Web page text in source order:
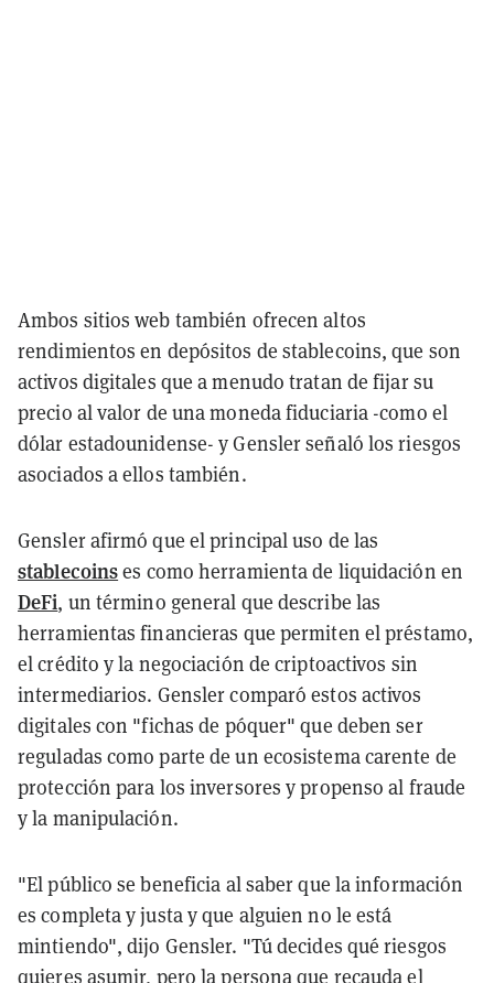
Ambos sitios web también ofrecen altos
rendimientos en depósitos de stablecoins, que son
activos digitales que a menudo tratan de fijar su
precio al valor de una moneda fiduciaria -como el
dólar estadounidense- y Gensler señaló los riesgos
asociados a ellos también.
Gensler afirmó que el principal uso de las
stablecoinses como herramienta de liquidación en
DeFi, un término general que describe las
herramientas financieras que permiten el préstamo,
el crédito y la negociación de criptoactivos sin
intermediarios. Gensler comparó estos activos
digitales con "fichas de póquer" que deben ser
reguladas como parte de un ecosistema carente de
protección para los inversores y propenso al fraude
y la manipulación.
"El público se beneficia al saber que la información
es completa y justa y que alguien no le está
mintiendo", dijo Gensler. "Tú decides qué riesgos
quieres asumir, pero la persona que recauda el